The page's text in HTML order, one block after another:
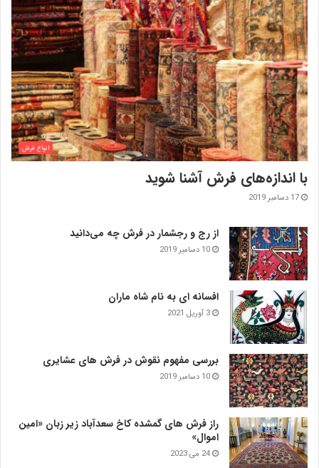
انواع فرش
با اندازه‌‌های فرش آشنا شوید
17 دسامبر 2019
از رج و رجشمار در فرش چه می‌دانید
10 دسامبر 2019
افسانه ای به نام شاه ماران
3 آوریل 2021
بررسی مفهوم نقوش در فرش‌ های عشایری
10 دسامبر 2019
راز فرش های گمشده کاخ سعدآباد زیر زبان «امین
اموال»
24 می 2023